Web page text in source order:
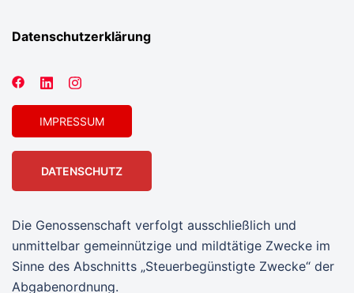
Datenschutzerklärung
IMPRESSUM
DATENSCHUTZ
Die Genossenschaft verfolgt ausschließlich und
unmittelbar gemeinnützige und mildtätige Zwecke im
Sinne des Abschnitts „Steuerbegünstigte Zwecke“ der
Abgabenordnung.